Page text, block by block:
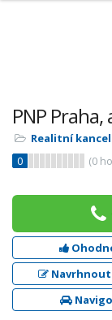
PNP Praha,
Realitní
0
(0
Navrhnout